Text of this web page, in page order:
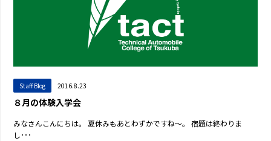
Staff Blog 2016.8.23
８月の体験入学会
みなさんこんにちは。 夏休みもあとわずかですね～。 宿題は終わりま
し･･･